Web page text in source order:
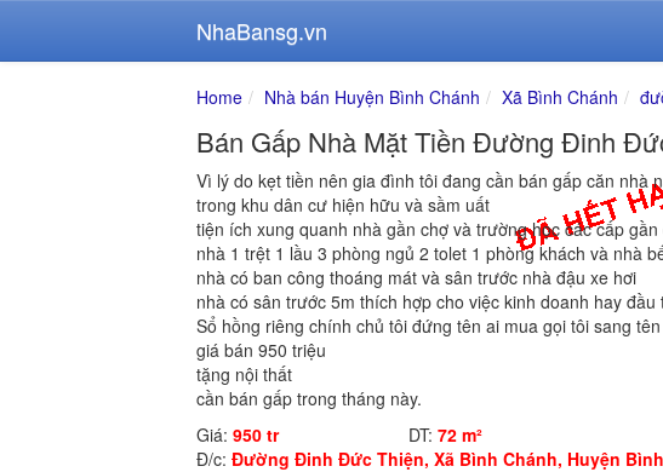
NhaBansg.vn
Home Nhà bán Huyện Bình Chánh Xã Bình Chánh
Bán Gấp Nhà Mặt Tiền Đường Đinh
Vì lý do kẹt tiền nên gia đình tôi đang cần bán gấp căn nhà
trong khu dân cư hiện hữu và sầm uất
tiện ích xung quanh nhà gần chợ và trường học các cấp
nhà 1 trệt 1 lầu 3 phòng ngủ 2 tolet 1 phòng khách và nhà
nhà có ban công thoáng mát và sân trước nhà đậu xe hơi
nhà có sân trước 5m thích hợp cho việc kinh doanh hay
Sổ hồng riêng chính chủ tôi đứng tên ai mua gọi tôi sang
giá bán 950 triệu
tặng nội thất
cần bán gấp trong tháng này.
Giá: 950 tr DT: 72 m²
Đ/c: Đường Đinh Đức Thiện, Xã Bình Chánh, Huyện